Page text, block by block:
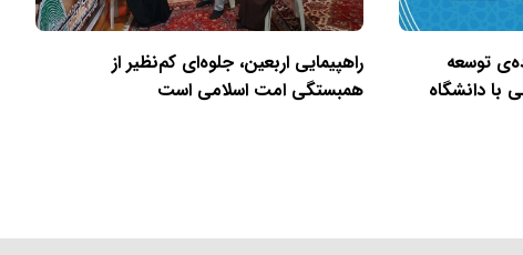
توسعه
با دانشگاه
راهپیمایی اربعین، جلوه‌ای کم‌نظیر از
همبستگی امت اسلامی است